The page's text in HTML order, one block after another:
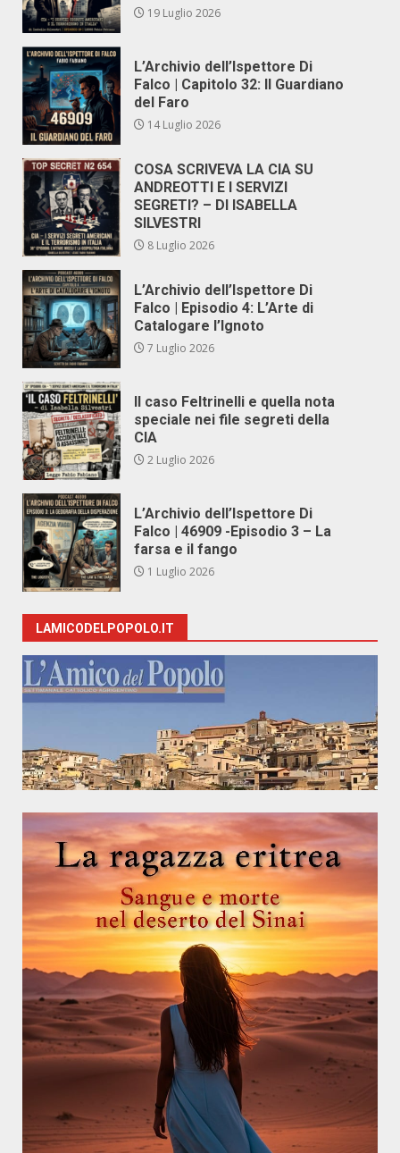
19 Luglio 2026
L’Archivio dell’Ispettore Di
Falco | Capitolo 32: Il Guardiano
del Faro
14 Luglio 2026
COSA SCRIVEVA LA CIA SU
ANDREOTTI E I SERVIZI
SEGRETI? – DI ISABELLA
SILVESTRI
8 Luglio 2026
L’Archivio dell’Ispettore Di
Falco | Episodio 4: L’Arte di
Catalogare l’Ignoto
7 Luglio 2026
Il caso Feltrinelli e quella nota
speciale nei file segreti della
CIA
2 Luglio 2026
L’Archivio dell’Ispettore Di
Falco | 46909 -Episodio 3 – La
farsa e il fango
1 Luglio 2026
LAMICODELPOPOLO.IT